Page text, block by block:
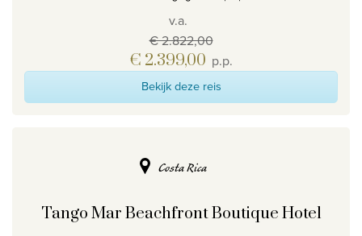
v.a.
€ 2.822,00
€ 2.399,00 p.p.
Bekijk deze reis
Costa Rica
Tango Mar Beachfront Boutique Hotel